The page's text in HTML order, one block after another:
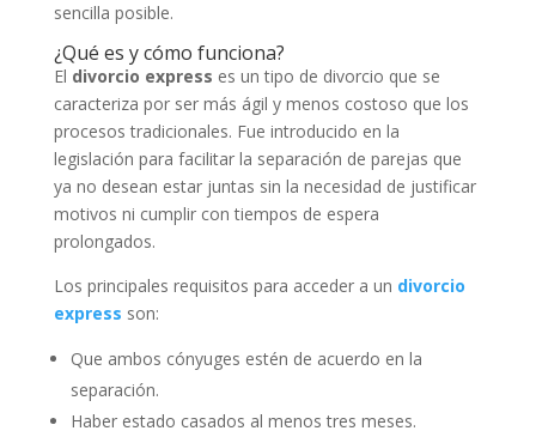
sencilla posible.
¿Qué es y cómo funciona?
El divorcio express es un tipo de divorcio que se
caracteriza por ser más ágil y menos costoso que los
procesos tradicionales. Fue introducido en la
legislación para facilitar la separación de parejas que
ya no desean estar juntas sin la necesidad de justificar
motivos ni cumplir con tiempos de espera
prolongados.
Los principales requisitos para acceder a un divorcio
express son:
Que ambos cónyuges estén de acuerdo en la
separación.
Haber estado casados al menos tres meses.